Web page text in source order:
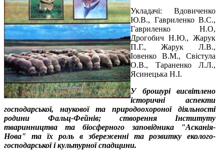
Укладачі: Вдовиченко
Ю.В., Гавриленко В.С.,
Гавриленко Н.О,
Дрогобич Н.Ю., Жарук
П.Г., Жарук Л.В.,
Іовенко В.М., Свістула
О.В., Тараненко Л.Л.,
Ясинецька Н.І.
У брошурі висвітлено
історичні аспекти
господарської, наукової та природоохороної діяльності
родини Фальц-Фейнів; створення Інституту
тваринництва та біосферного заповідника "Асканія-
Нова" та їх роль в збереженні та розвитку еколого-
господарської і культурної спадщини.